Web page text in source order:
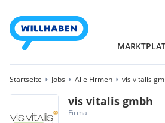
Startseite Jobs Alle Firmen vis vitalis
vis vitalis gmbh
Firma